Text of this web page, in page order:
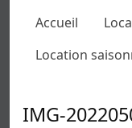
Accueil
Location
IMG-